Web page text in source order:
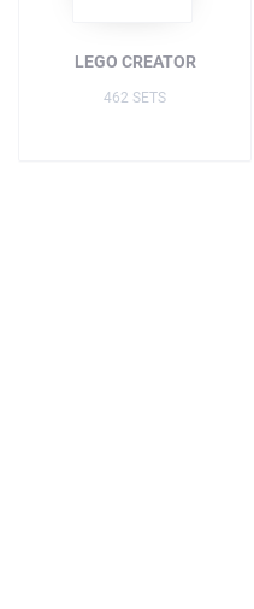
LEGO CREATOR
462 SETS